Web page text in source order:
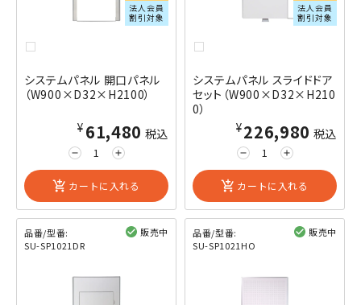
法人会員
割引対象
システムパネル 開口パネル
（W900×D32×H2100）
remove add
¥61,480 税込
add_shopping_cart カートに入れる
法人会員
割引対象
システムパネル スライドドア
セット（W900×D32×H210
0）
remove add
¥226,980 税込
add_shopping_cart カートに入れる
品番/型番:
SU-SP1021DR
販売中
品番/型番:
SU-SP1021HO
販売中